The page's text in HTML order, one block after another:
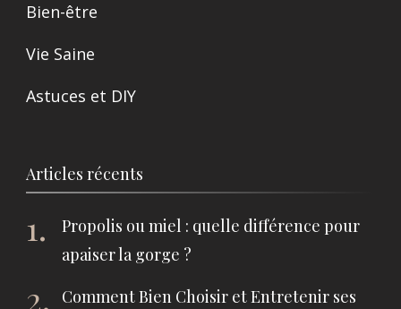
Bien-être
Vie Saine
Astuces et DIY
Articles récents
Propolis ou miel : quelle différence pour
apaiser la gorge ?
Comment Bien Choisir et Entretenir ses